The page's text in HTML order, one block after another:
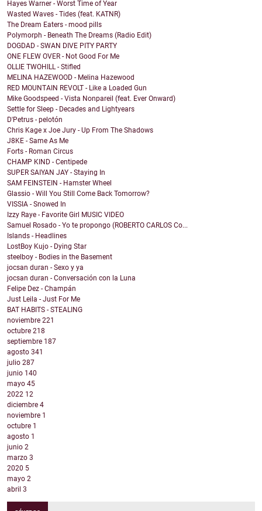
Hayes Warner - Worst Time of Year
Wasted Waves - Tides (feat. KATNR)
The Dream Eaters - mood pills
Polymorph - Beneath The Dreams (Radio Edit)
DOGDAD - SWAN DIVE PITY PARTY
ONE FLEW OVER - Not Good For Me
OLLIE TWOHILL - Stifled
MELINA HAZEWOOD - Melina Hazewood
RED MOUNTAIN REVOLT - Like a Loaded Gun
Mike Goodspeed - Vista Nonpareil (feat. Ever Onward)
Settle for Sleep - Decades and Lightyears
D'Petrus - pelotón
Chris Kage x Joe Jury - Up From The Shadows
J8KE - Same As Me
Forts - Roman Circus
CHAMP KIND - Centipede
SUPER SAIYAN JAY - Staying In
SAM FEINSTEIN - Hamster Wheel
Glassio - Will You Still Come Back Tomorrow?
VISSIA - Snowed In
Izzy Raye - Favorite Girl MUSIC VIDEO
Samuel Rosado - Yo te propongo (ROBERTO CARLOS Co...
Islands - Headlines
LostBoy Kujo - Dying Star
steelboy - Bodies in the Basement
jocsan duran - Sexo y ya
jocsan duran - Conversación con la Luna
Felipe Dez - Champán
Just Leila - Just For Me
BAT HABITS - STEALING
noviembre 221
octubre 218
septiembre 187
agosto 341
julio 287
junio 140
mayo 45
2022 12
diciembre 4
noviembre 1
octubre 1
agosto 1
junio 2
marzo 3
2020 5
mayo 2
abril 3